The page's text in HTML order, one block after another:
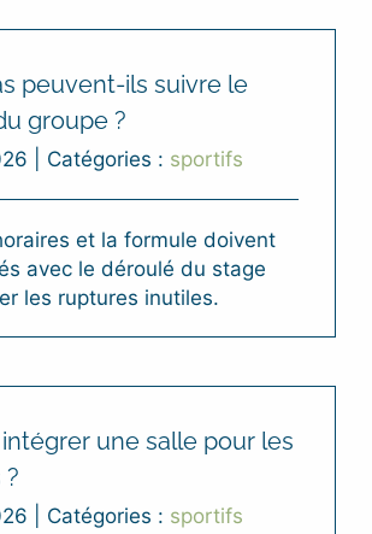
peuvent-ils suivre le
groupe ?
Catégories : sportifs
et la formule doivent
avec le déroulé du stage
les ruptures inutiles.
une salle pour les
Catégories : sportifs